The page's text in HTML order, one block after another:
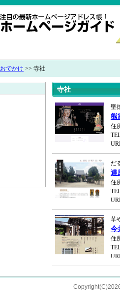
おでかけ >> 寺社
寺社
聖
熊
住
だ
達
住
華
今
住